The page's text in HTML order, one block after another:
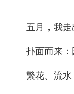
五月，我
扑面而来
繁花、流